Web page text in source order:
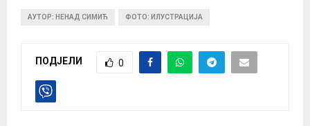
АУТОР: НЕНАД СИМИЋ ФОТО: ИЛУСТРАЦИЈА
ПОДЈЕЛИ 0